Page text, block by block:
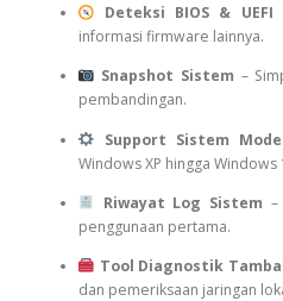
Deteksi BIOS & UEFI
informasi firmware lainnya.
Snapshot Sistem –
pembandingan.
Support Sistem
Windows XP hingga Windows
Riwayat Log Sistem
penggunaan pertama.
Tool Diagnostik
dan pemeriksaan jaringan